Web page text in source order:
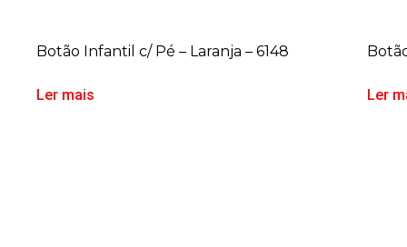
Botão Infantil c/ Pé – Laranja – 6148
Ler mais Ler